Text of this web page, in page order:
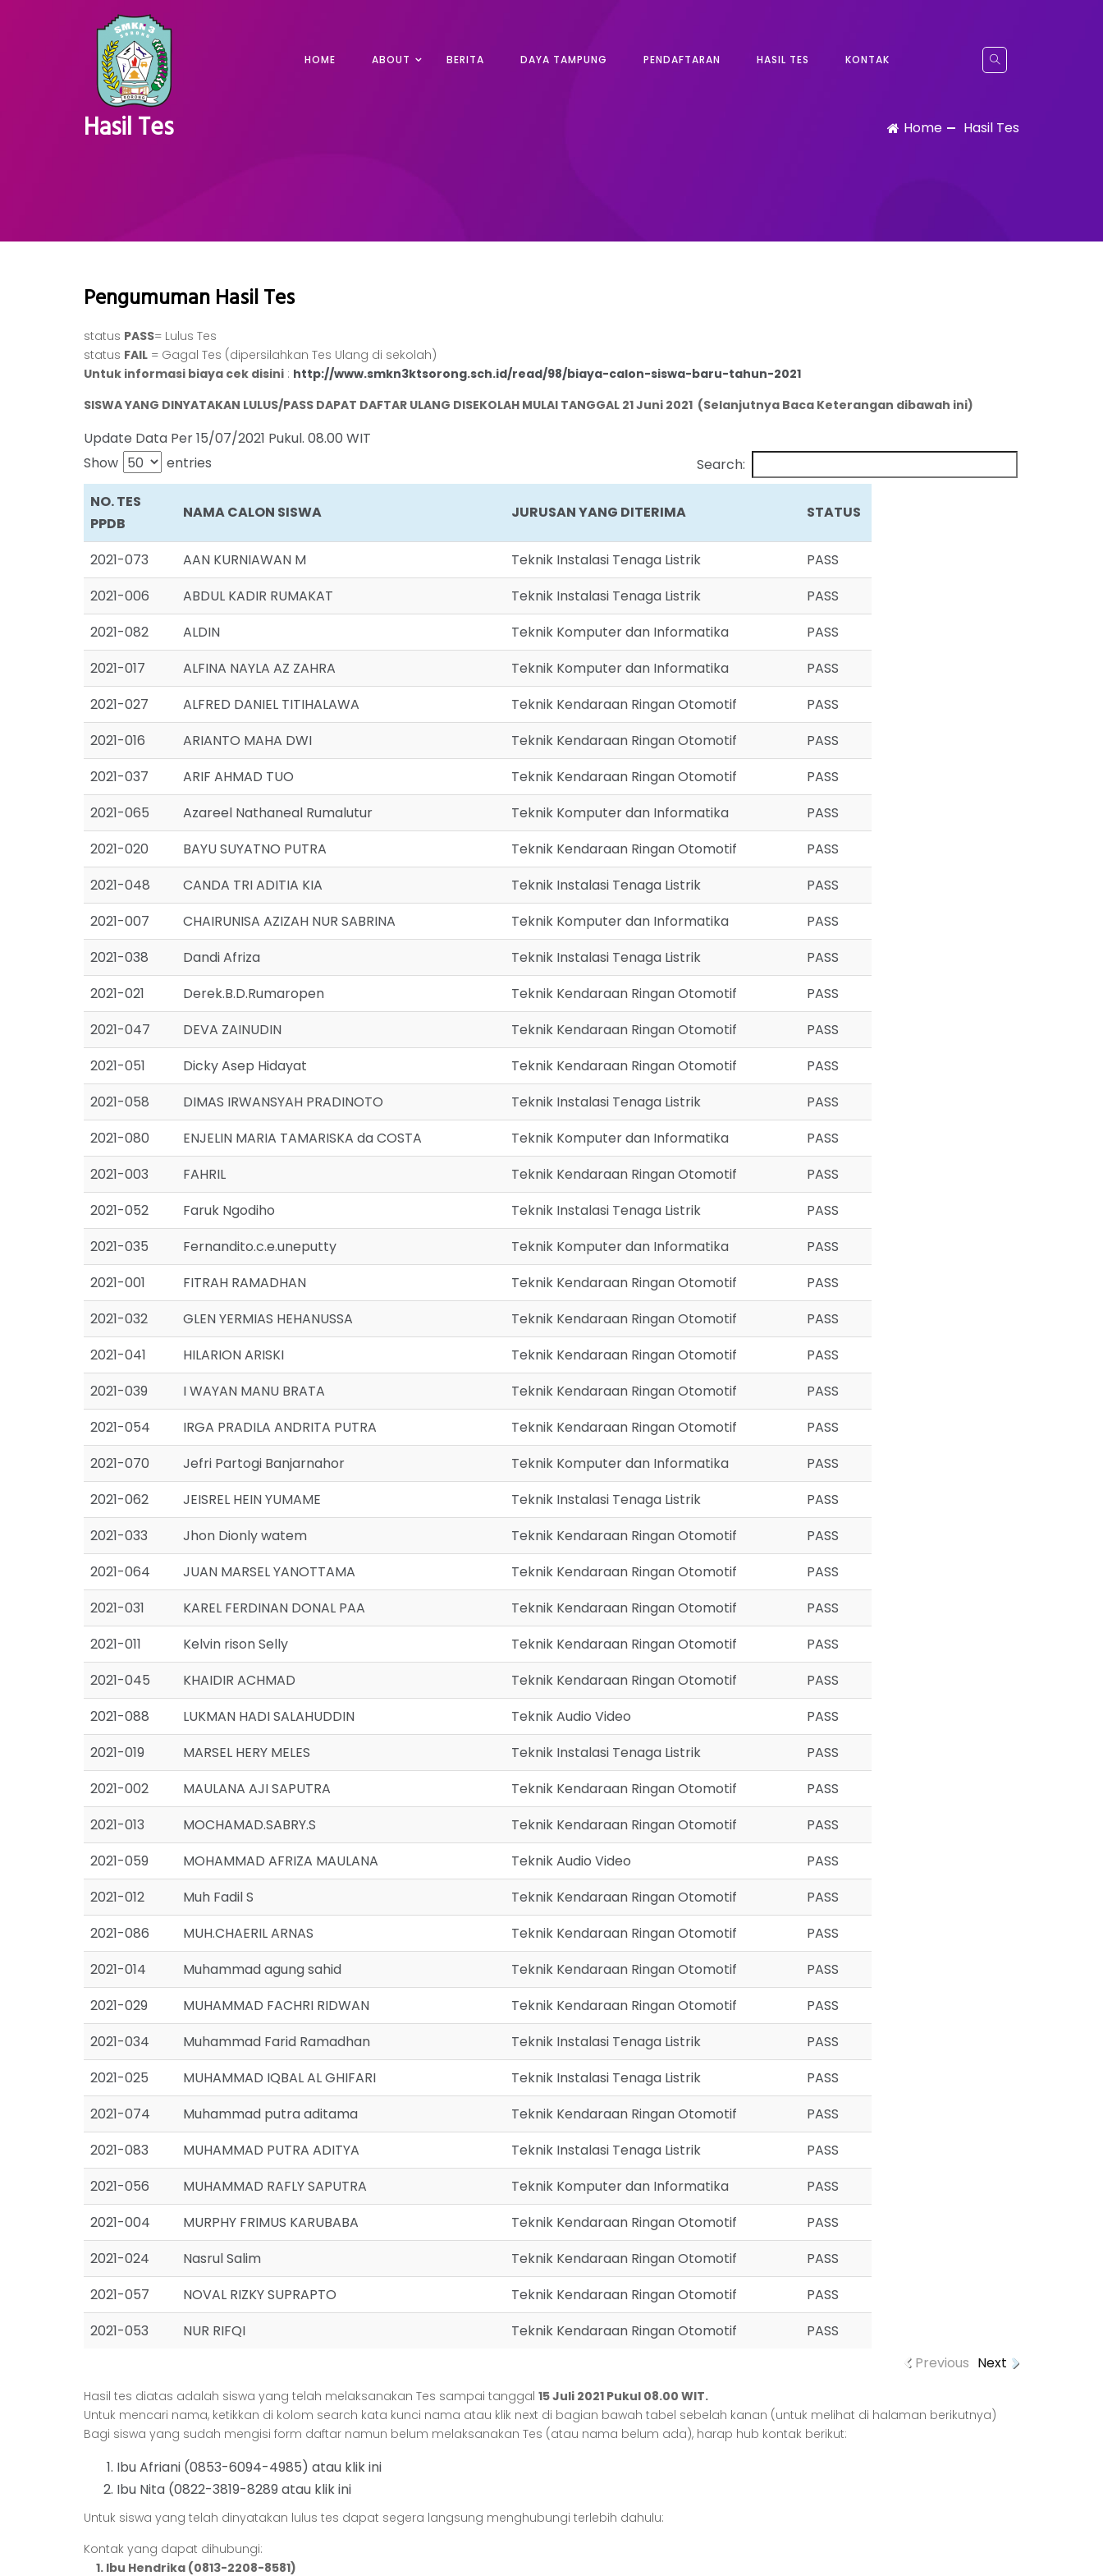
PPDB-SMKN 3 Sorong HOME ABOUT BERITA DAYA TAMPUNG PENDAFTARAN HASIL TES KONTAK
Hasil Tes Home Hasil Tes
Pengumuman Hasil Tes
status PASS= Lulus Tes
status FAIL = Gagal Tes (dipersilahkan Tes Ulang di sekolah)
Untuk informasi biaya cek disini : http://www.smkn3ktsorong.sch.id/read/98/biaya-calon-siswa-baru-tahun-2021
SISWA YANG DINYATAKAN LULUS/PASS DAPAT DAFTAR ULANG DISEKOLAH MULAI TANGGAL 21 Juni 2021 (Selanjutnya Baca Keterangan dibawah ini)
Update Data Per 15/07/2021 Pukul. 08.00 WIT
Show
entries
Search:
NO. TES
PPDB
NAMA CALON SISWA JURUSAN YANG DITERIMA STATUS
NO. TES
PPDB
NAMA CALON SISWA JURUSAN YANG DITERIMA STATUS
2021-073 AAN KURNIAWAN M Teknik Instalasi Tenaga Listrik
PASS
2021-006
ABDUL KADIR RUMAKAT Teknik Instalasi Tenaga Listrik
PASS
2021-082
ALDIN Teknik Komputer dan Informatika
PASS
2021-017
ALFINA NAYLA AZ ZAHRA Teknik Komputer dan Informatika
PASS
2021-027
ALFRED DANIEL TITIHALAWA Teknik Kendaraan Ringan Otomotif
PASS
2021-016
ARIANTO MAHA DWI Teknik Kendaraan Ringan Otomotif
PASS
2021-037
ARIF AHMAD TUO Teknik Kendaraan Ringan Otomotif
PASS
2021-065
Azareel Nathaneal Rumalutur Teknik Komputer dan Informatika
PASS
2021-020
BAYU SUYATNO PUTRA Teknik Kendaraan Ringan Otomotif
PASS
2021-048
CANDA TRI ADITIA KIA Teknik Instalasi Tenaga Listrik
PASS
2021-007
CHAIRUNISA AZIZAH NUR SABRINA Teknik Komputer dan Informatika
PASS
2021-038
Dandi Afriza Teknik Instalasi Tenaga Listrik
PASS
2021-021
Derek.B.D.Rumaropen Teknik Kendaraan Ringan Otomotif
PASS
2021-047
DEVA ZAINUDIN Teknik Kendaraan Ringan Otomotif
PASS
2021-051
Dicky Asep Hidayat Teknik Kendaraan Ringan Otomotif
PASS
2021-058
DIMAS IRWANSYAH PRADINOTO Teknik Instalasi Tenaga Listrik
PASS
2021-080
ENJELIN MARIA TAMARISKA da COSTA Teknik Komputer dan Informatika
PASS
2021-003
FAHRIL Teknik Kendaraan Ringan Otomotif
PASS
2021-052
Faruk Ngodiho Teknik Instalasi Tenaga Listrik
PASS
2021-035
Fernandito.c.e.uneputty Teknik Komputer dan Informatika
PASS
2021-001
FITRAH RAMADHAN Teknik Kendaraan Ringan Otomotif
PASS
2021-032
GLEN YERMIAS HEHANUSSA Teknik Kendaraan Ringan Otomotif
PASS
2021-041
HILARION ARISKI Teknik Kendaraan Ringan Otomotif
PASS
2021-039
I WAYAN MANU BRATA Teknik Kendaraan Ringan Otomotif
PASS
2021-054
IRGA PRADILA ANDRITA PUTRA Teknik Kendaraan Ringan Otomotif
PASS
2021-070
Jefri Partogi Banjarnahor Teknik Komputer dan Informatika
PASS
2021-062
JEISREL HEIN YUMAME Teknik Instalasi Tenaga Listrik
PASS
2021-033
Jhon Dionly watem Teknik Kendaraan Ringan Otomotif
PASS
2021-064
JUAN MARSEL YANOTTAMA Teknik Kendaraan Ringan Otomotif
PASS
2021-031
KAREL FERDINAN DONAL PAA Teknik Kendaraan Ringan Otomotif
PASS
2021-011
Kelvin rison Selly Teknik Kendaraan Ringan Otomotif
PASS
2021-045
KHAIDIR ACHMAD Teknik Kendaraan Ringan Otomotif
PASS
2021-088
LUKMAN HADI SALAHUDDIN Teknik Audio Video
PASS
2021-019
MARSEL HERY MELES Teknik Instalasi Tenaga Listrik
PASS
2021-002
MAULANA AJI SAPUTRA Teknik Kendaraan Ringan Otomotif
PASS
2021-013
MOCHAMAD.SABRY.S Teknik Kendaraan Ringan Otomotif
PASS
2021-059
MOHAMMAD AFRIZA MAULANA Teknik Audio Video
PASS
2021-012
Muh Fadil S Teknik Kendaraan Ringan Otomotif
PASS
2021-086
MUH.CHAERIL ARNAS Teknik Kendaraan Ringan Otomotif
PASS
2021-014
Muhammad agung sahid Teknik Kendaraan Ringan Otomotif
PASS
2021-029
MUHAMMAD FACHRI RIDWAN Teknik Kendaraan Ringan Otomotif
PASS
2021-034
Muhammad Farid Ramadhan Teknik Instalasi Tenaga Listrik
PASS
2021-025
MUHAMMAD IQBAL AL GHIFARI Teknik Instalasi Tenaga Listrik
PASS
2021-074
Muhammad putra aditama Teknik Kendaraan Ringan Otomotif
PASS
2021-083
MUHAMMAD PUTRA ADITYA Teknik Instalasi Tenaga Listrik
PASS
2021-056
MUHAMMAD RAFLY SAPUTRA Teknik Komputer dan Informatika
PASS
2021-004
MURPHY FRIMUS KARUBABA Teknik Kendaraan Ringan Otomotif
PASS
2021-024
Nasrul Salim Teknik Kendaraan Ringan Otomotif
PASS
2021-057
NOVAL RIZKY SUPRAPTO Teknik Kendaraan Ringan Otomotif
PASS
2021-053
NUR RIFQI Teknik Kendaraan Ringan Otomotif
PASS
Previous Next
Hasil tes diatas adalah siswa yang telah melaksanakan Tes sampai tanggal 15 Juli 2021 Pukul 08.00 WIT.
Untuk mencari nama, ketikkan di kolom search kata kunci nama atau klik next di bagian bawah tabel sebelah kanan (untuk melihat di halaman berikutnya)
Bagi siswa yang sudah mengisi form daftar namun belum melaksanakan Tes (atau nama belum ada), harap hub kontak berikut:
Ibu Afriani (0853-6094-4985) atau klikini
Ibu Nita (0822-3819-8289 atau klikini
Untuk siswa yang telah dinyatakan lulus tes dapat segera langsung menghubungi terlebih dahulu:
Kontak yang dapat dihubungi:
1. Ibu Hendrika (0813-2208-8581)